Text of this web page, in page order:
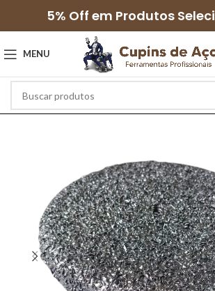
5% Off em Produtos
MENU